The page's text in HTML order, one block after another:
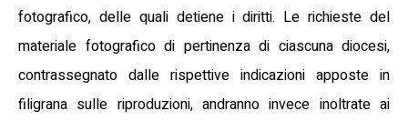
fotografico, delle quali detiene i diritti. Le richieste del
materiale fotografico di pertinenza di ciascuna diocesi,
contrassegnato dalle rispettive indicazioni apposte in
filigrana sulle riproduzioni, andranno invece inoltrate ai